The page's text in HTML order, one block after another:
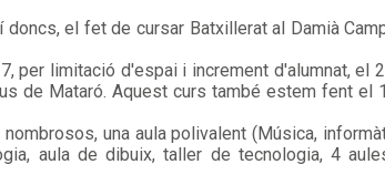
el fet de cursar Batxillerat al Damià
per limitació d'espai i increment d'alumnat, el
de Mataró. Aquest curs també estem fent el
una aula polivalent (Música,
aula de dibuix, taller de tecnologia, 4